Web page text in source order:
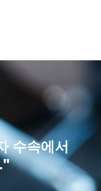
깝게 가져옵니다 (120 일);
분산(10일);
(120일);
에 대해 면제;
재구성;
수속에서